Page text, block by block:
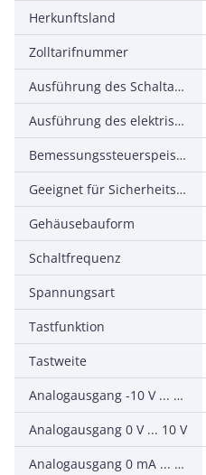
Herkunftsland
Zolltarifnummer
Ausführung des Schaltausgangs
Ausführung des elektrischen Anschlusses
Bemessungssteuerspeisespannung DC
Geeignet für Sicherheitsfunktionen
Gehäusebauform
Schaltfrequenz
Spannungsart
Tastfunktion
Tastweite
Analogausgang -10 V ... +10 V
Analogausgang 0 V ... 10 V
Analogausgang 0 mA ... 20 mA